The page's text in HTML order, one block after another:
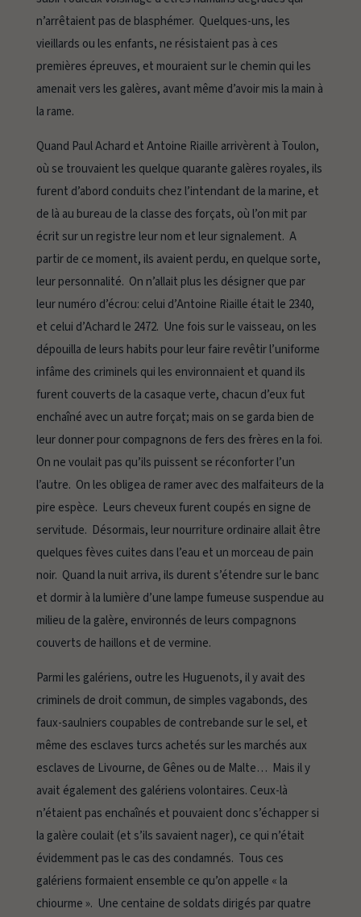
n’arrêtaient pas de blasphémer. Quelques-uns, les
vieillards ou les enfants, ne résistaient pas à ces
premières épreuves, et mouraient sur le chemin qui les
amenait vers les galères, avant même d’avoir mis la main à
la rame.
Quand Paul Achard et Antoine Riaille arrivèrent à Toulon,
où se trouvaient les quelque quarante galères royales, ils
furent d’abord conduits chez l’intendant de la marine, et
de là au bureau de la classe des forçats, où l’on mit par
écrit sur un registre leur nom et leur signalement. A
partir de ce moment, ils avaient perdu, en quelque sorte,
leur personnalité. On n’allait plus les désigner que par
leur numéro d’écrou: celui d’Antoine Riaille était le 2340,
et celui d’Achard le 2472. Une fois sur le vaisseau, on les
dépouilla de leurs habits pour leur faire revêtir l’uniforme
infâme des criminels qui les environnaient et quand ils
furent couverts de la casaque verte, chacun d’eux fut
enchaîné avec un autre forçat; mais on se garda bien de
leur donner pour compagnons de fers des frères en la foi.
On ne voulait pas qu’ils puissent se réconforter l’un
l’autre. On les obligea de ramer avec des malfaiteurs de la
pire espèce. Leurs cheveux furent coupés en signe de
servitude. Désormais, leur nourriture ordinaire allait être
quelques fèves cuites dans l’eau et un morceau de pain
noir. Quand la nuit arriva, ils durent s’étendre sur le banc
et dormir à la lumière d’une lampe fumeuse suspendue au
milieu de la galère, environnés de leurs compagnons
couverts de haillons et de vermine.
Parmi les galériens, outre les Huguenots, il y avait des
criminels de droit commun, de simples vagabonds, des
faux-saulniers coupables de contrebande sur le sel, et
même des esclaves turcs achetés sur les marchés aux
esclaves de Livourne, de Gênes ou de Malte… Mais il y
avait également des galériens volontaires. Ceux-là
n’étaient pas enchaînés et pouvaient donc s’échapper si
la galère coulait (et s’ils savaient nager), ce qui n’était
évidemment pas le cas des condamnés. Tous ces
galériens formaient ensemble ce qu’on appelle « la
chiourme ». Une centaine de soldats dirigés par quatre